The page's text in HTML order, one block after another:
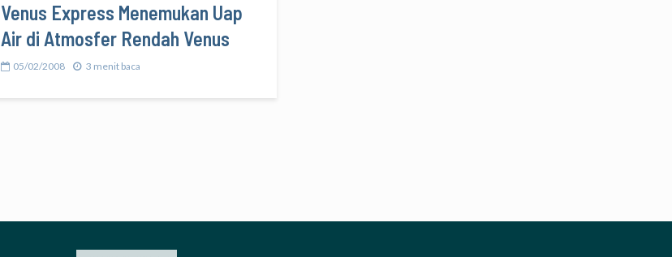
Venus Express Menemukan Uap
Air di Atmosfer Rendah Venus
05/02/2008 3 menit baca